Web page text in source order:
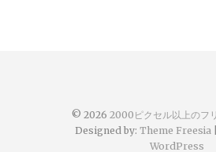
© 2026 2000ピクセル以上のフ
Designed by: Theme Freesia|
WordPress